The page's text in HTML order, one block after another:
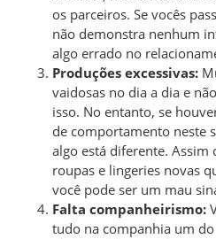
os parceiros. Se vocês
não demonstra nenhum
algo errado no
Produções excessivas:
vaidosas no dia a dia e
isso. No entanto, se
de comportamento neste
algo está diferente.
roupas e lingeries novas
você pode ser um mau
Falta companheirismo:
tudo na companhia um